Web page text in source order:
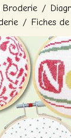
Broderie
Fiches de